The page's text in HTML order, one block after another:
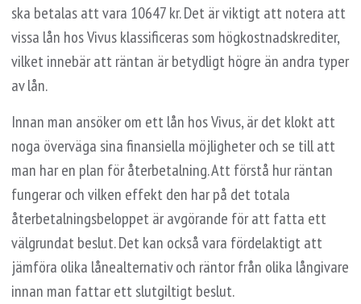
ska betalas att vara 10647 kr. Det är viktigt att notera att
vissa lån hos Vivus klassificeras som högkostnadskrediter,
vilket innebär att räntan är betydligt högre än andra typer
av lån.
Innan man ansöker om ett lån hos Vivus, är det klokt att
noga överväga sina finansiella möjligheter och se till att
man har en plan för återbetalning. Att förstå hur räntan
fungerar och vilken effekt den har på det totala
återbetalningsbeloppet är avgörande för att fatta ett
välgrundat beslut. Det kan också vara fördelaktigt att
jämföra olika lånealternativ och räntor från olika långivare
innan man fattar ett slutgiltigt beslut.